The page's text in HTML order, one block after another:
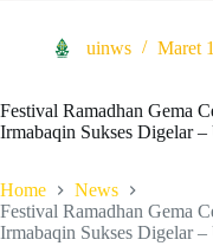
uinws Maret
Festival Ramadhan Gema
Irmabaqin Sukses Digelar
Home
News
Festival Ramadhan Gema
Irmabaqin Sukses Digelar